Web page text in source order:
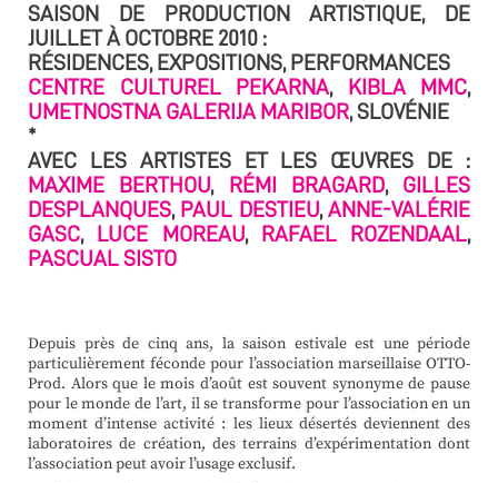
SAISON DE PRODUCTION ARTISTIQUE, DE
JUILLET À OCTOBRE 2010 :
RÉSIDENCES, EXPOSITIONS, PERFORMANCES
CENTRE CULTUREL PEKARNA, KIBLA MMC,
UMETNOSTNA GALERIJA MARIBOR, SLOVÉNIE
*
AVEC LES ARTISTES ET LES ŒUVRES DE :
MAXIME BERTHOU, RÉMI BRAGARD, GILLES
DESPLANQUES, PAUL DESTIEU,ANNE-VALÉRIE
GASC, LUCE MOREAU, RAFAEL ROZENDAAL,
PASCUAL SISTO
Depuis près de cinq ans, la saison estivale est une période
particulièrement féconde pour l’association marseillaise OTTO-
Prod. Alors que le mois d’août est souvent synonyme de pause
pour le monde de l’art, il se transforme pour l’association en un
moment d’intense activité : les lieux désertés deviennent des
laboratoires de création, des terrains d’expérimentation dont
l’association peut avoir l’usage exclusif.